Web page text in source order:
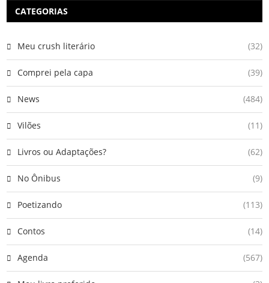
CATEGORIAS
Meu crush literário (32)
Comprei pela capa (39)
News (484)
Vilões (11)
Livros ou Adaptações? (62)
No Ônibus (9)
Poetizando (113)
Contos (14)
Agenda (567)